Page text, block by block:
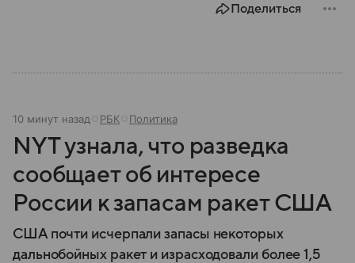
Поделиться
10 минут назад РБК Политика
NYT узнала, что разведка
сообщает об интересе
России к запасам ракет США
США почти исчерпали запасы некоторых
дальнобойных ракет и израсходовали более 1,5